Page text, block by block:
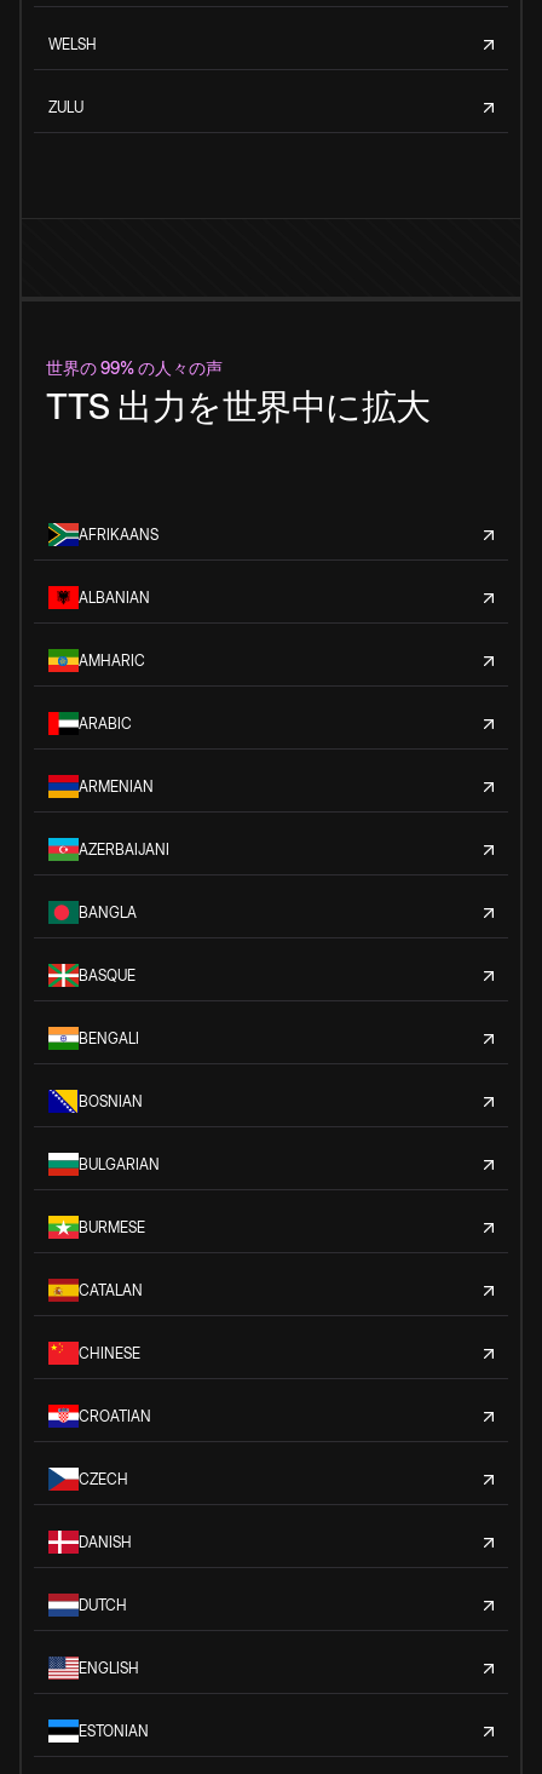
WELSH
ZULU
世界の 99% の人々の声
TTS 出力を世界中に拡大
AFRIKAANS
ALBANIAN
AMHARIC
ARABIC
ARMENIAN
AZERBAIJANI
BANGLA
BASQUE
BENGALI
BOSNIAN
BULGARIAN
BURMESE
CATALAN
CHINESE
CROATIAN
CZECH
DANISH
DUTCH
ENGLISH
ESTONIAN